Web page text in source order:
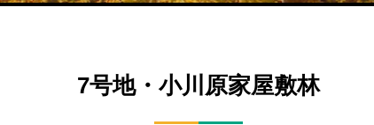
7号地・小川原家屋敷林